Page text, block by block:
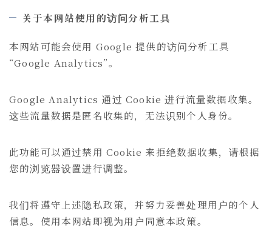
关于本网站使用的访问分析工具
本网站可能会使用 Google 提供的访问分析工具
“Google Analytics”。
Google Analytics 通过 Cookie 进行流量数据收集。
这些流量数据是匿名收集的，无法识别个人身份。
此功能可以通过禁用 Cookie 来拒绝数据收集，请根据
您的浏览器设置进行调整。
我们将遵守上述隐私政策，并努力妥善处理用户的个人
信息。使用本网站即视为用户同意本政策。